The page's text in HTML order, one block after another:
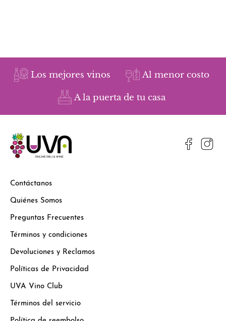
Los mejores vinos Al menor costo
A la puerta de tu casa
Contáctanos
Quiénes Somos
Preguntas Frecuentes
Términos y condiciones
Devoluciones y Reclamos
Políticas de Privacidad
UVA Vino Club
Términos del servicio